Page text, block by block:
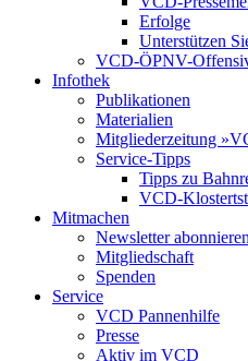
Erfolge
Unterstützen
VCD-ÖPNV-
Infothek
Publikationen
Materialien
Mitgliederzeitung
Service-Tipps
Tipps zu
VCD-
Mitmachen
Newsletter abonnieren
Mitgliedschaft
Spenden
Service
VCD Pannenhilfe
Presse
Aktiv im VCD